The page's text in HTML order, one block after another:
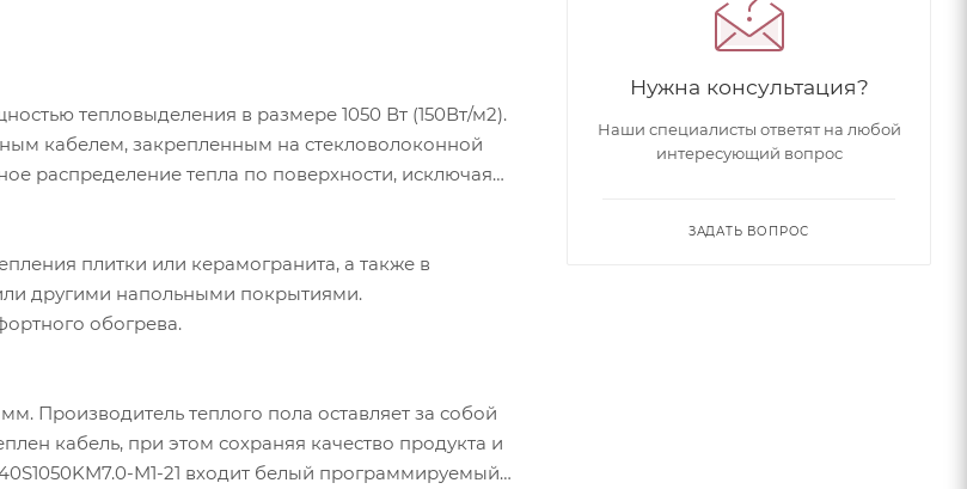
тепловыделения в размере 1050 Вт (150Вт/м2).
кабелем, закрепленным на стекловолоконной
распределение тепла по поверхности, исключая
плитки или керамогранита, а также в
другими напольными покрытиями.
обогрева.
Производитель теплого пола оставляет за собой
кабель, при этом сохраняя качество продукта и
M1-21 входит белый программируемый
Нужна консультация?
Наши специалисты ответят на любой
интересующий вопрос
ЗАДАТЬ ВОПРОС